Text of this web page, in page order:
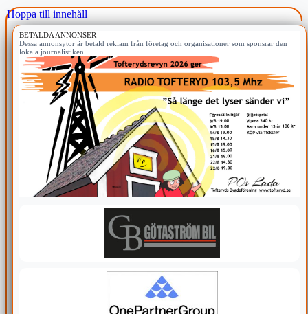
Hoppa till innehåll
BETALDA ANNONSER
Dessa annonsytor är betald reklam från företag och organisationer som sponsrar den
lokala journalistiken.